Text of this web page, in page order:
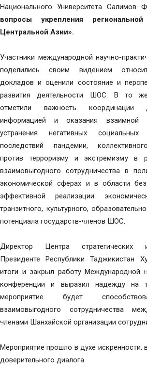
Национального Университета Салимов
вопросы укрепления
Центральной Азии».
Участники международной научно-
поделились своим видением
докладов и оценили состояние и
развития деятельности ШОС. В то
отметили важность координации
информацией и оказания
устранения негативных
последствий пандемии,
против терроризму и экстремизму в
взаимовыгодного сотрудничества в
экономической сферах и в области
эффективной реализации
транзитного, культурного,
потенциала государств-членов ШОС.
Директор Центра стратегических
Президенте Республики Таджикистан
итоги и закрыл работу Международной
конференции и выразил надежду на
мероприятие будет
взаимовыгодного сотрудничества
членами Шанхайской организации
Мероприятие прошло в духе искренности,
доверительного диалога.